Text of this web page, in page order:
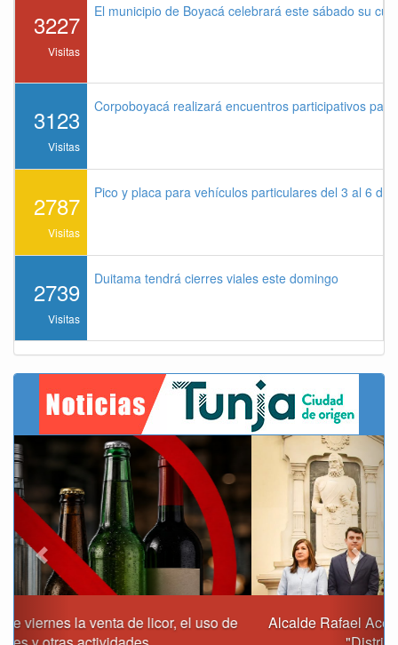
3227
Visitas
El municipio de Boyacá celebrará este sábado su
3123
Visitas
Corpoboyacá realizará encuentros participativos
2787
Visitas
Pico y placa para vehículos particulares del 3 al 6 de
2739
Visitas
Duitama tendrá cierres viales este domingo
Alcalde Rafael Acevedo propone convertir a Tunja en
Previous Next